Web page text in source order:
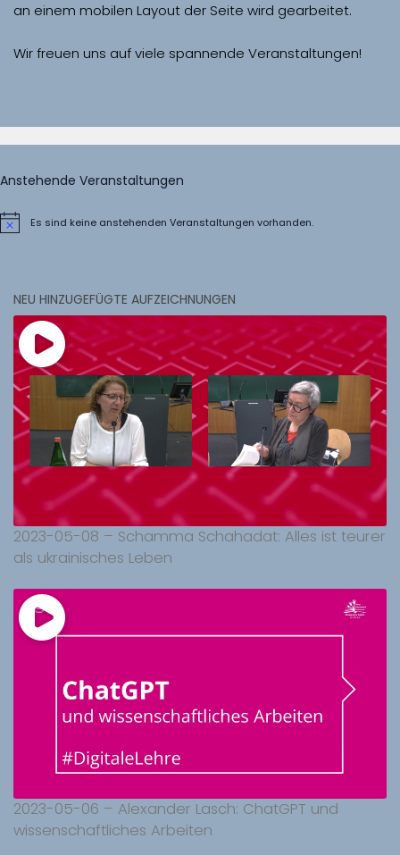
Wir freuen uns auf viele spannende Veranstaltungen!
Anstehende Veranstaltungen
HinweisEs sind keine anstehenden Veranstaltungen vorhanden.
NEU HINZUGEFÜGTE AUFZEICHNUNGEN
2023-05-08 – Schamma Schahadat: Alles ist teurer
als ukrainisches Leben
2023-05-06 – Alexander Lasch: ChatGPT und
wissenschaftliches Arbeiten